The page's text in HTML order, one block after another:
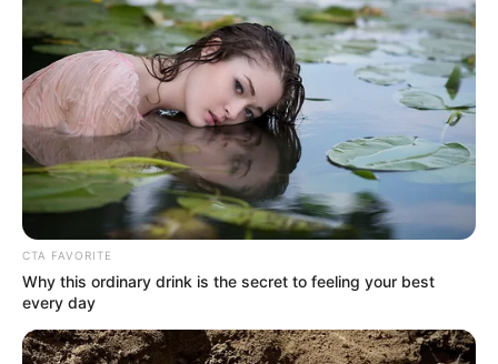
ΔΗΜΟΦΙΛΗ ΑΡΘΡΑ
CTA FAVORITE
Why this ordinary drink is the secret to feeling your best
every day